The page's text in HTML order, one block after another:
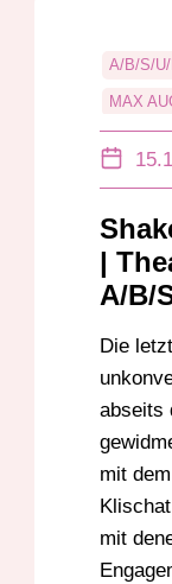
A/B/S/
MAX
|
A/B/
Die
abseits
mit
mit